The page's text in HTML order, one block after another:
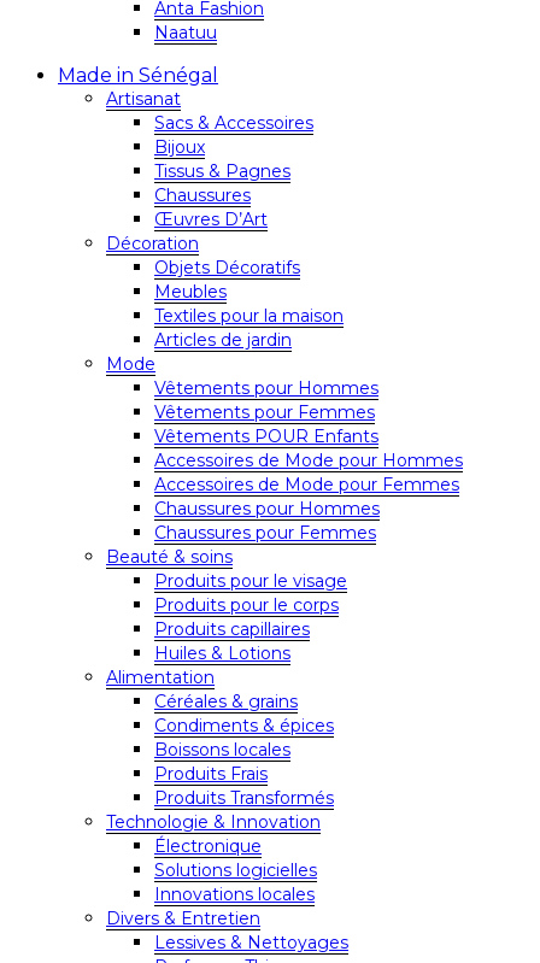
Anta Fashion
Naatuu
Made in Sénégal
Artisanat
Sacs & Accessoires
Bijoux
Tissus & Pagnes
Chaussures
Œuvres D’Art
Décoration
Objets Décoratifs
Meubles
Textiles pour la maison
Articles de jardin
Mode
Vêtements pour Hommes
Vêtements pour Femmes
Vêtements POUR Enfants
Accessoires de Mode pour Hommes
Accessoires de Mode pour Femmes
Chaussures pour Hommes
Chaussures pour Femmes
Beauté & soins
Produits pour le visage
Produits pour le corps
Produits capillaires
Huiles & Lotions
Alimentation
Céréales & grains
Condiments & épices
Boissons locales
Produits Frais
Produits Transformés
Technologie & Innovation
Électronique
Solutions logicielles
Innovations locales
Divers & Entretien
Lessives & Nettoyages